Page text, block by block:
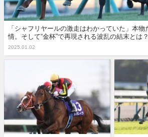
「シャフリヤールの激走はわかっていた」本
情。そして“金杯”で再現される波乱の結末とは？
2025.01.02